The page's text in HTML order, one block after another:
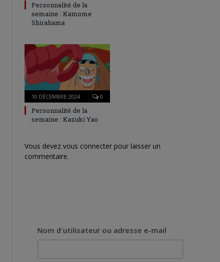
Personnalité de la
semaine : Kamome
Shirahama
10 DÉCEMBRE 2024 0
Personnalité de la
semaine : Kazuki Yao
Vous devez vous connecter pour laisser un
commentaire.
Nom d'utilisateur ou adresse e-mail